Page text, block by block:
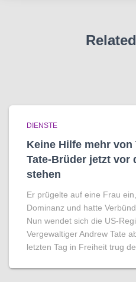
DIENSTE
Keine Hilfe mehr von
Tate-Brüder jetzt vor
stehen
Er prügelte auf eine Frau
Dominanz und hatte
Nun wendet sich die US-
Vergewaltiger Andrew Tate
letzten Tag in Freiheit trug